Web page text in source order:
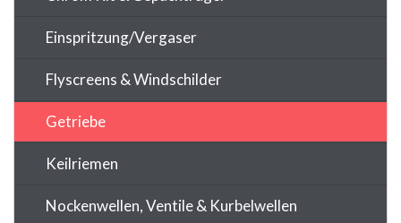
Einspritzung/Vergaser
Flyscreens & Windschilder
Getriebe
Keilriemen
Nockenwellen, Ventile & Kurbelwellen